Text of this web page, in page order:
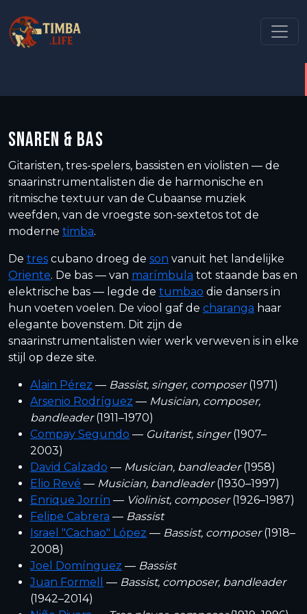
SNAREN & BAS
Gitaristen, tres-spelers, bassisten en violisten — de
snaarinstrumentalisten die de harmonische en
ritmische textuur van de Cubaanse muziek
weefden, van de vroegste son-sextetos tot de
moderne timba.
De tres cubano droeg de son vanuit het landelijke
Oriente. De bas — van marímbula tot staande bas en
elektrische bas — legde de tumbao die dansers in
hun voeten voelen. De viool gaf de charanga haar
elegante bovenstem. Dit zijn de
snaarinstrumentalisten wier werk verweven is in elke
stijl op deze site.
Alain Pérez — Bassist, singer, composer(1971)
Arsenio Rodríguez — Musician, composer,
bandleader(1911–1970)
Compay Segundo — Guitarist, singer(1907–
2003)
David Calzado — Musician, bandleader(1958)
Elio Revé — Musician, bandleader(1930–1997)
Enrique Jorrín — Violinist, composer(1926–1987)
Felipe Cabrera — Bassist
Israel "Cachao" López — Bassist, composer(1918–
2008)
Joel Domínguez — Bassist
Juan Formell
— Bassist, composer, bandleader
(1942–2014)